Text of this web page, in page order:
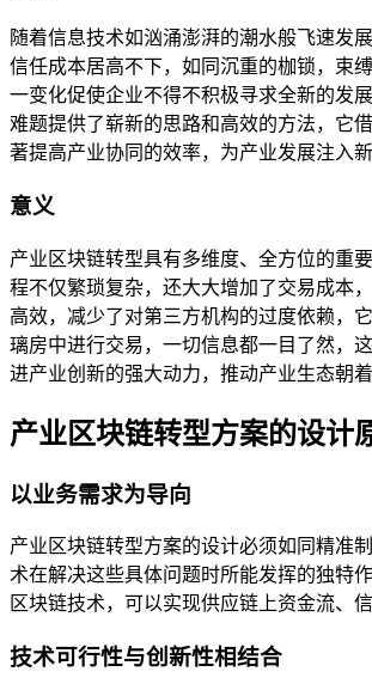
随着信息技术如汹涌澎湃的潮水般飞速发
信任成本居高不下，如同沉重的枷锁，束
一变化促使企业不得不积极寻求全新的发
难题提供了崭新的思路和高效的方法，它
著提高产业协同的效率，为产业发展注入新
意义
产业区块链转型具有多维度、全方位的重
程不仅繁琐复杂，还大大增加了交易成本
高效，减少了对第三方机构的过度依赖，
璃房中进行交易，一切信息都一目了然，
进产业创新的强大动力，推动产业生态朝
产业区块链转型方案的设计
以业务需求为导向
产业区块链转型方案的设计必须如同精准
术在解决这些具体问题时所能发挥的独特
区块链技术，可以实现供应链上资金流、
技术可行性与创新性相结合